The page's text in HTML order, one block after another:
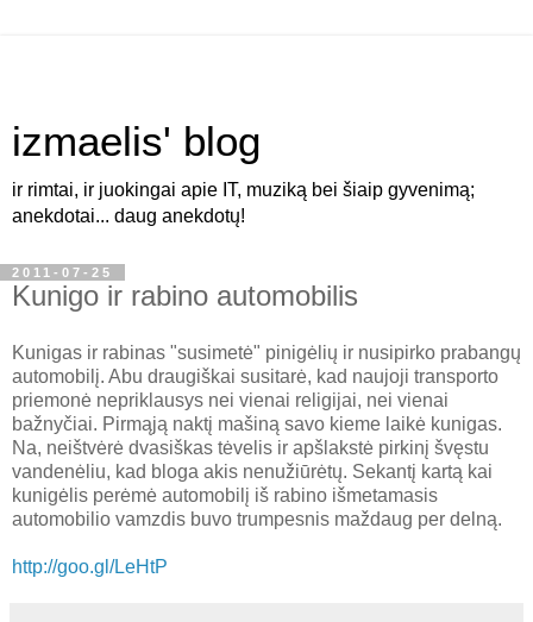
izmaelis' blog
ir rimtai, ir juokingai apie IT, muziką bei šiaip gyvenimą;
anekdotai... daug anekdotų!
2011-07-25
Kunigo ir rabino automobilis
Kunigas ir rabinas "susimetė" pinigėlių ir nusipirko prabangų
automobilį. Abu draugiškai susitarė, kad naujoji transporto
priemonė nepriklausys nei vienai religijai, nei vienai
bažnyčiai. Pirmąją naktį mašiną savo kieme laikė kunigas.
Na, neištvėrė dvasiškas tėvelis ir apšlakstė pirkinį švęstu
vandenėliu, kad bloga akis nenužiūrėtų. Sekantį kartą kai
kunigėlis perėmė automobilį iš rabino išmetamasis
automobilio vamzdis buvo trumpesnis maždaug per delną.
http://goo.gl/LeHtP